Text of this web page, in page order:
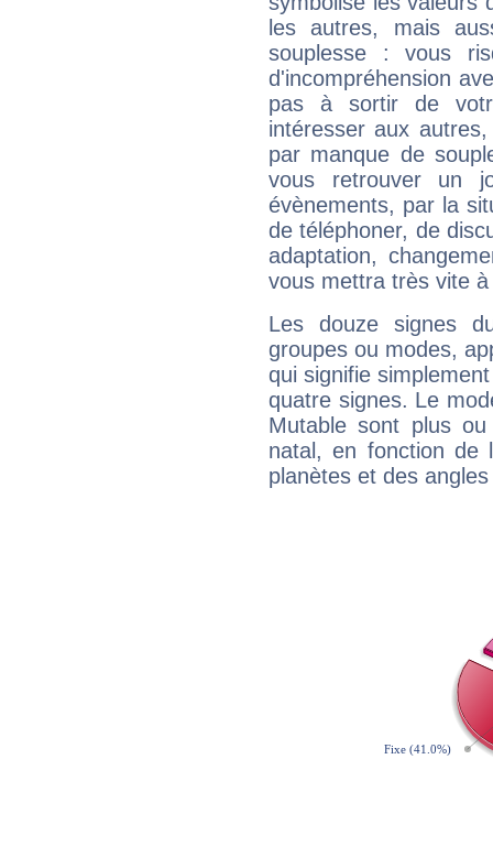
les autres, mais
souplesse : vous
d'incompréhension
pas à sortir de
intéresser aux
par manque de
vous retrouver un
évènements, par la
de téléphoner, de
adaptation,
vous mettra très vite
Les douze signes
groupes ou modes,
qui signifie
quatre signes. Le
Mutable sont plus
natal, en fonction de
planètes et des